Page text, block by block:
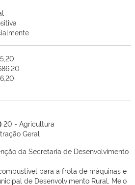
20 - Agricultura
Geral
da Secretaria de Desenvolvimento
para a frota de máquinas e
de Desenvolvimento Rural, Meio